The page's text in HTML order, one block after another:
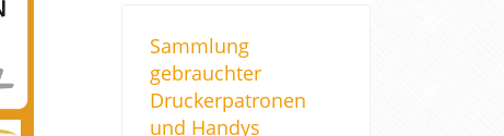
Sammlung
gebrauchter
Druckerpatronen
und Handys